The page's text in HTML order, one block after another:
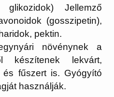
glikozidok) Jellemző
(gosszipetin),
pektin.
növénynek a
készítenek lekvárt,
és fűszert is. Gyógyító
használják.